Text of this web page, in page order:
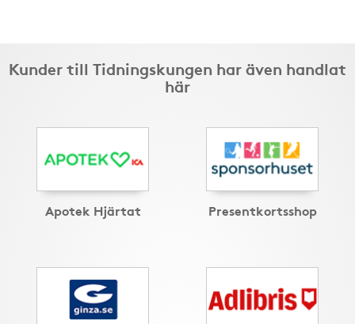
Kunder till Tidningskungen har även handlat
här
Apotek Hjärtat Presentkortsshop